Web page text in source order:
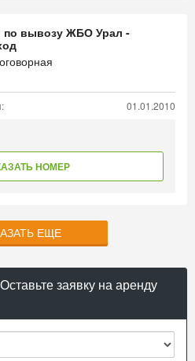
по вывозу ЖБО Урал -
01.01.2010
НОМЕР
ЕЩЕ
заявку на аренду